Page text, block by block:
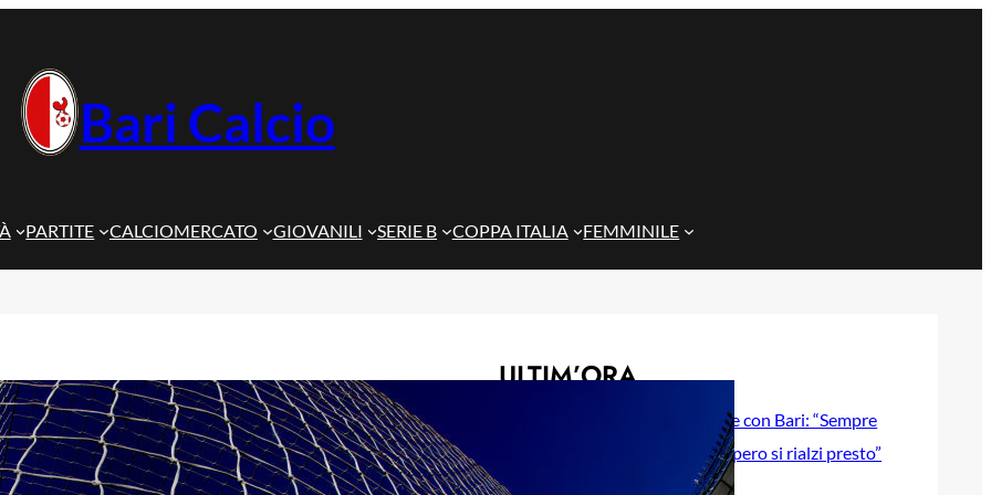
Bari Calcio
PARTITE CALCIOMERCATO GIOVANILI SERIE B COPPA ITALIA FEMMINILE
ULTIM’ORA
Gazzi e il legame con Bari: “Sempre
nel mio cuore, spero si rialzi presto”